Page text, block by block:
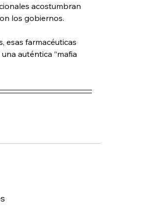
acostumbran
los gobiernos.
esas farmacéuticas
auténtica “mafia